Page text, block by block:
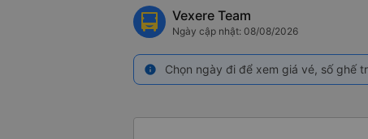
Vexere Team
Ngày cập nhật: 08/08/2026
info Chọn ngày đi để xem giá vé, số ghế